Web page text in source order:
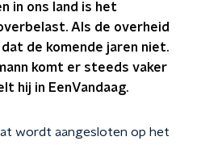
in ons land is het
Als de overheid
de komende jaren niet.
komt er steeds vaker
hij in EenVandaag.
wordt aangesloten op het